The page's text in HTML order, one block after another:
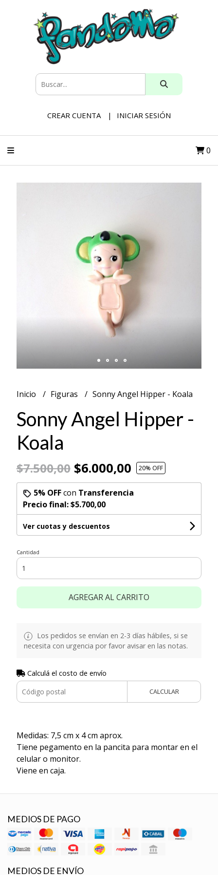
CREAR CUENTA INICIAR SESIÓN
0
Inicio Figuras Sonny Angel Hipper - Koala
Sonny Angel Hipper -
Koala
$7.500,00$6.000,00 20% OFF
5% OFFcon Transferencia
Precio final:$5.700,00
Ver cuotas y descuentos
Cantidad
AGREGAR AL CARRITO
Los pedidos se envían en 2-3 días hábiles, si se
necesita con urgencia por favor avisar en las notas.
Calculá el costo de envío
CALCULAR
Medidas: 7,5 cm x 4 cm aprox.
Tiene pegamento en la pancita para montar en el
celular o monitor.
Viene en caja.
MEDIOS DE PAGO
MEDIOS DE ENVÍO